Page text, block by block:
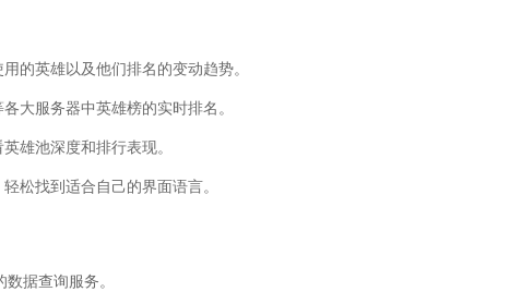
的英雄以及他们排名的变动趋势。
大服务器中英雄榜的实时排名。
雄池深度和排行表现。
松找到适合自己的界面语言。
据查询服务。